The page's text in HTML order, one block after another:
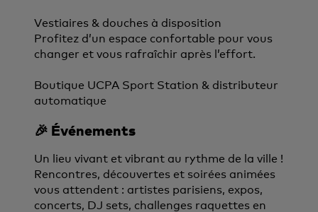
Vestiaires & douches à disposition
Profitez d’un espace confortable pour vous
changer et vous rafraîchir après l’effort.
Boutique UCPA Sport Station & distributeur
automatique
🎉 Événements
Un lieu vivant et vibrant au rythme de la ville !
Rencontres, découvertes et soirées animées
vous attendent : artistes parisiens, expos,
concerts, DJ sets, challenges raquettes en